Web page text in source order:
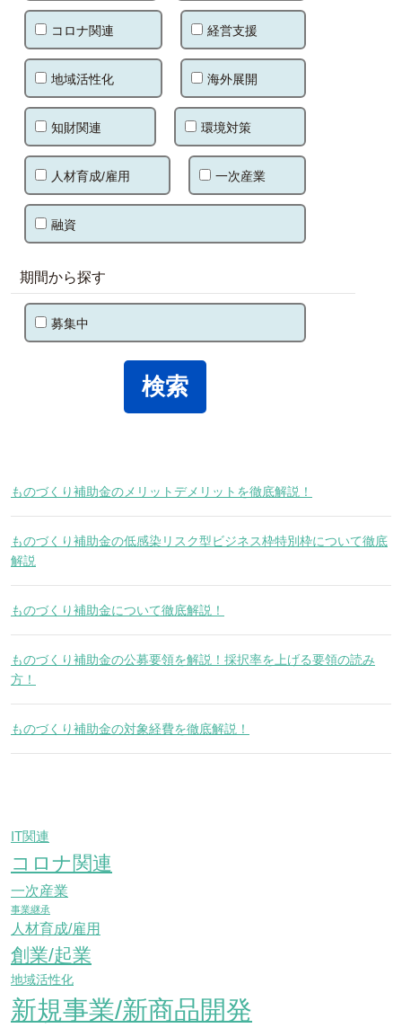
コロナ関連 経営支援
地域活性化 海外展開
知財関連 環境対策
人材育成/雇用 一次産業
融資
期間から探す
募集中
ものづくり補助金のメリットデメリットを徹底解説！
ものづくり補助金の低感染リスク型ビジネス枠特別枠について徹底
解説
ものづくり補助金について徹底解説！
ものづくり補助金の公募要領を解説！採択率を上げる要領の読み
方！
ものづくり補助金の対象経費を徹底解説！
IT関連
コロナ関連
一次産業
事業継承
人材育成/雇用
創業/起業
地域活性化
新規事業/新商品開発